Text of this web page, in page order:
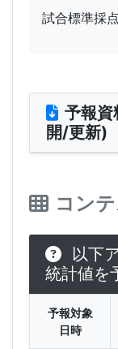
試合標準採
予報資
開/更新)
コン
以下
統計値を
予報対象
日時